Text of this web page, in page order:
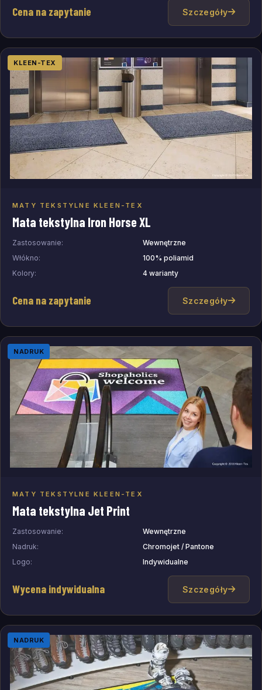
Cena na zapytanie Szczegóły
KLEEN-TEX
MATY TEKSTYLNE KLEEN-TEX
Mata tekstylna Iron Horse XL
Zastosowanie:
Wewnętrzne
Włókno:
100% poliamid
Kolory:
4 warianty
Cena na zapytanie Szczegóły
NADRUK
MATY TEKSTYLNE KLEEN-TEX
Mata tekstylna Jet Print
Zastosowanie:
Wewnętrzne
Nadruk:
Chromojet / Pantone
Logo:
Indywidualne
Wycena indywidualna Szczegóły
NADRUK